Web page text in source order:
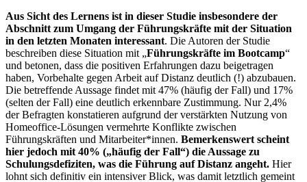
Aus Sicht des Lernens ist in dieser Studie insbesondere der
Abschnitt zum Umgang der Führungskräfte mit der Situation
in den letzten Monaten interessant. Die Autoren der Studie
beschreiben diese Situation mit „Führungskräfte im Bootcamp“
und betonen, dass die positiven Erfahrungen dazu beigetragen
haben, Vorbehalte gegen Arbeit auf Distanz deutlich (!) abzubauen.
Die betreffende Aussage findet mit 47% (häufig der Fall) und 17%
(selten der Fall) eine deutlich erkennbare Zustimmung. Nur 2,4%
der Befragten konstatieren aufgrund der verstärkten Nutzung von
Homeoffice-Lösungen vermehrte Konflikte zwischen
Führungskräften und Mitarbeiter*innen. Bemerkenswert scheint
hier jedoch mit 40% („häufig der Fall“) die Aussage zu
Schulungsdefiziten, was die Führung auf Distanz angeht. Hier
lohnt sich definitiv ein intensiver Blick, was damit letztlich gemeint